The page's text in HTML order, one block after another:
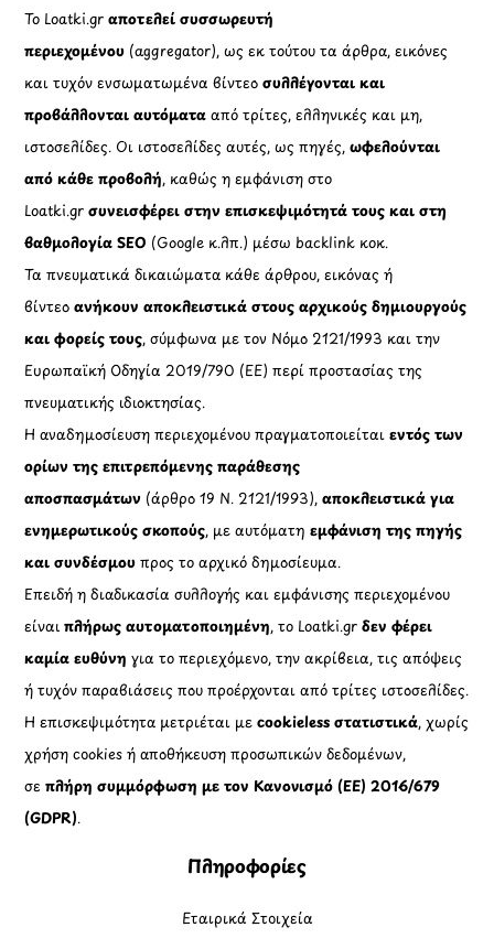
Το Loatki.grαποτελεί συσσωρευτή
περιεχομένου (aggregator), ως εκ τούτου τα άρθρα, εικόνες
και τυχόν ενσωματωμένα βίντεοσυλλέγονται και
προβάλλονται αυτόματααπό τρίτες, ελληνικές και μη,
ιστοσελίδες. Οι ιστοσελίδες αυτές, ως πηγές,ωφελούνται
από κάθε προβολή, καθώς η εμφάνιση στο
Loatki.gr συνεισφέρει στην επισκεψιμότητά τους και στη
βαθμολογία SEO (Google κ.λπ.) μέσω backlink κοκ.
Τα πνευματικά δικαιώματα κάθε άρθρου, εικόνας ή
βίντεοανήκουν αποκλειστικά στους αρχικούς δημιουργούς
και φορείς τους, σύμφωνα με τον Νόμο 2121/1993 και την
Ευρωπαϊκή Οδηγία 2019/790 (ΕΕ) περί προστασίας της
πνευματικής ιδιοκτησίας.
Η αναδημοσίευση περιεχομένου πραγματοποιείταιεντός των
ορίων της επιτρεπόμενης παράθεσης
αποσπασμάτων (άρθρο 19 Ν. 2121/1993), αποκλειστικά για
ενημερωτικούς σκοπούς, με αυτόματηεμφάνιση της πηγής
και συνδέσμου προς το αρχικό δημοσίευμα.
Επειδή η διαδικασία συλλογής και εμφάνισης περιεχομένου
είναιπλήρως αυτοματοποιημένη, το Loatki.grδεν φέρει
καμία ευθύνη για το περιεχόμενο, την ακρίβεια, τις απόψεις
ή τυχόν παραβιάσεις που προέρχονται από τρίτες ιστοσελίδες.
Η επισκεψιμότητα μετριέται μεcookieless στατιστικά, χωρίς
χρήση cookies ή αποθήκευση προσωπικών δεδομένων,
σεπλήρη συμμόρφωση με τον Κανονισμό (ΕΕ) 2016/679
(GDPR).
Πληροφορίες
Εταιρικά Στοιχεία